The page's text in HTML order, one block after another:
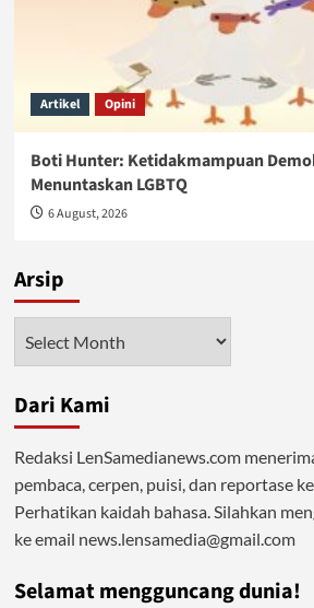
Artikel Opini
Boti Hunter: Ketidakmampuan
Menuntaskan LGBTQ
6 August, 2026
Arsip
Dari Kami
Redaksi LenSamedianews.com
pembaca, cerpen, puisi, dan reportase
Perhatikan kaidah bahasa. Silahkan
ke email news.lensamedia@gmail.com
Selamat mengguncang dunia!